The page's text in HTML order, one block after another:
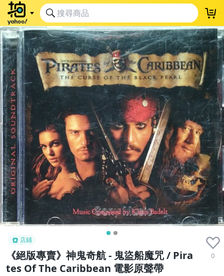
店鋪
《絕版專賣》神鬼奇航 - 鬼盜船魔咒 / Pira
tes Of The Caribbean 電影原聲帶
0